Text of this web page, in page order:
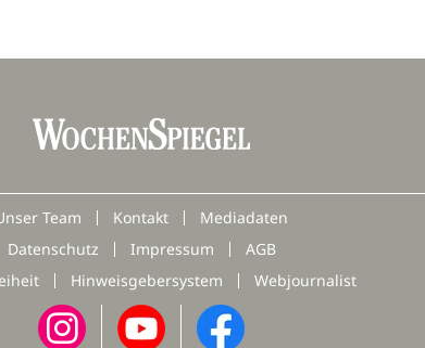
Team Kontakt
Mediadaten
Datenschutz
Impressum
AGB
Hinweisgebersystem Webjournalist